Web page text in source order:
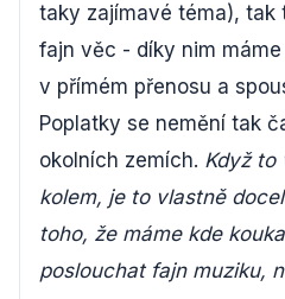
taky zajímavé téma), tak
fajn věc - díky nim
v přímém přenosu a
Poplatky se nemění tak
okolních zemích. Když to
kolem, je to vlastně
toho, že máme kde
poslouchat fajn muziku,